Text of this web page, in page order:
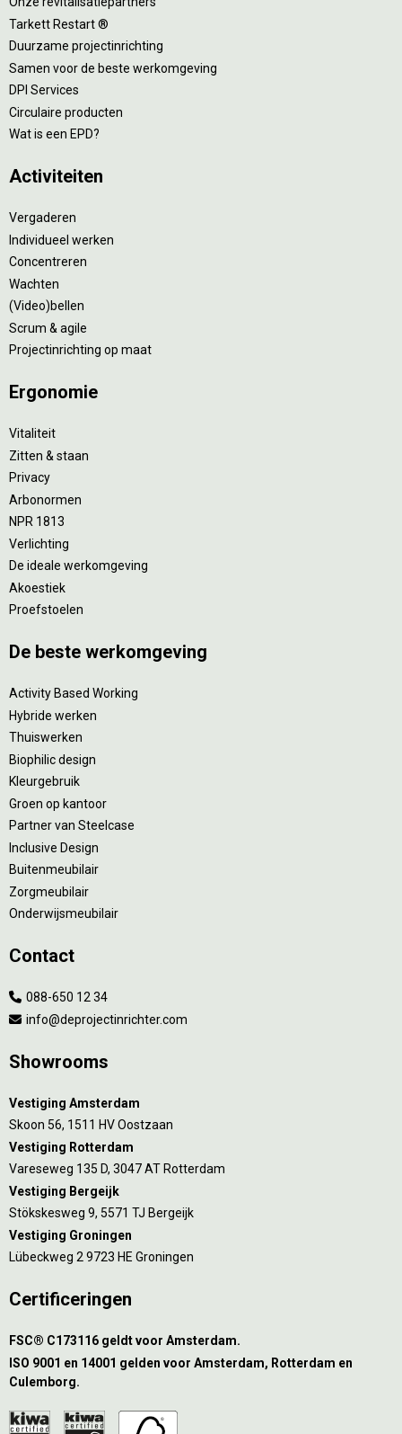
Tarkett Restart ®
Duurzame projectinrichting
Samen voor de beste werkomgeving
DPI Services
Circulaire producten
Wat is een EPD?
Activiteiten
Vergaderen
Individueel werken
Concentreren
Wachten
(Video)bellen
Scrum & agile
Projectinrichting op maat
Ergonomie
Vitaliteit
Zitten & staan
Privacy
Arbonormen
NPR 1813
Verlichting
De ideale werkomgeving
Akoestiek
Proefstoelen
De beste werkomgeving
Activity Based Working
Hybride werken
Thuiswerken
Biophilic design
Kleurgebruik
Groen op kantoor
Partner van Steelcase
Inclusive Design
Buitenmeubilair
Zorgmeubilair
Onderwijsmeubilair
Contact
088-650 12 34
info@deprojectinrichter.com
Showrooms
Vestiging Amsterdam
Skoon 56, 1511 HV Oostzaan
Vestiging Rotterdam
Vareseweg 135 D, 3047 AT Rotterdam
Vestiging Bergeijk
Stökskesweg 9, 5571 TJ Bergeijk
Vestiging Groningen
Lübeckweg 2 9723 HE Groningen
Certificeringen
FSC® C173116 geldt voor Amsterdam.
ISO 9001 en 14001 gelden voor Amsterdam, Rotterdam en
Culemborg.